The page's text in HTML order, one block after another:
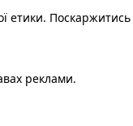
етики.
реклами.